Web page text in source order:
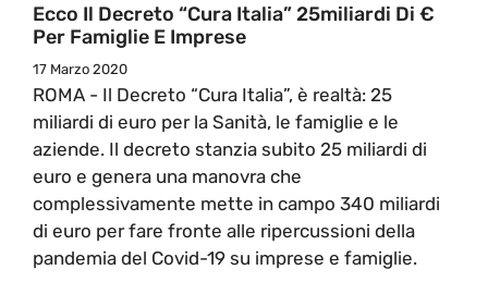
Ecco Il Decreto “Cura Italia” 25miliardi Di €
Per Famiglie E Imprese
17 Marzo 2020
ROMA - Il Decreto “Cura Italia”, è realtà: 25
miliardi di euro per la Sanità, le famiglie e le
aziende. Il decreto stanzia subito 25 miliardi di
euro e genera una manovra che
complessivamente mette in campo 340 miliardi
di euro per fare fronte alle ripercussioni della
pandemia del Covid-19 su imprese e famiglie.